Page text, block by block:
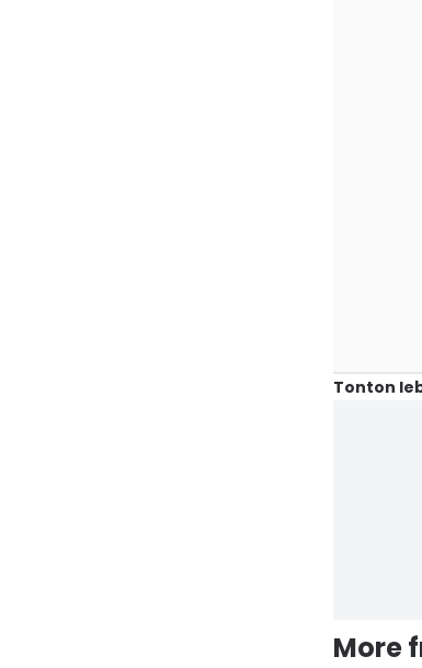
Tonton
More